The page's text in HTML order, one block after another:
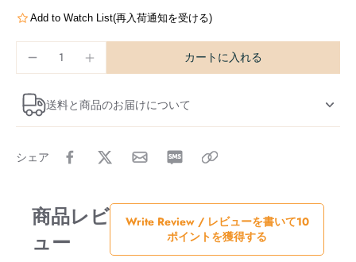
Add to Watch List(再入荷通知を受ける)
カートに入れる
送料と商品のお届けについて
シェア
商品レビ
ュー
Write Review / レビューを書いて10
ポイントを獲得する